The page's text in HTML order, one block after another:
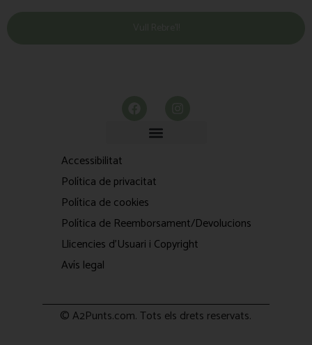
Accessibilitat
Política de privacitat
Política de cookies
Política de Reemborsament/Devolucions
Llicencies d'Usuari i Copyright
Avís legal
© A2Punts.com. Tots els drets reservats.